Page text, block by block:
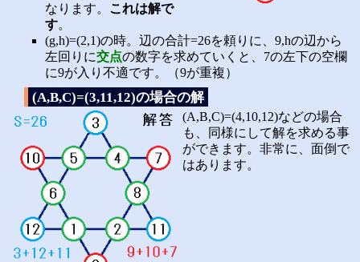
なります。 これは解で
す。
(g,h)=(2,1)の時。辺の合計=26を頼りに、9,hの辺から
左回りに交点の数字を求めていくと、7の左下の空欄
に9が入り不適です。（9が重複）
(A,B,C)=(3,11,12)の場合の解
(A,B,C)=(4,10,12)などの場合
も、同様にして解を求める事
ができます。非常に、面倒で
はあります。